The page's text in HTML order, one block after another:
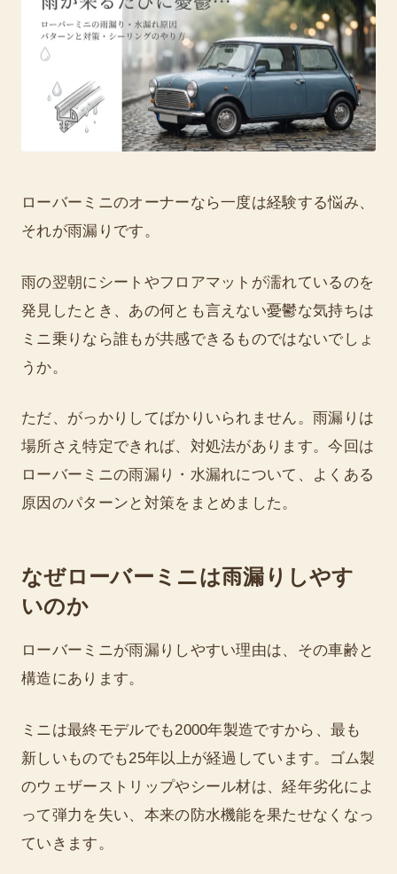
ローバーミニのオーナーなら一度は経験する悩み、
それが雨漏りです。
雨の翌朝にシートやフロアマットが濡れているのを
発見したとき、あの何とも言えない憂鬱な気持ちは
ミニ乗りなら誰もが共感できるものではないでしょ
うか。
ただ、がっかりしてばかりいられません。雨漏りは
場所さえ特定できれば、対処法があります。今回は
ローバーミニの雨漏り・水漏れについて、よくある
原因のパターンと対策をまとめました。
なぜローバーミニは雨漏りしやす
いのか
ローバーミニが雨漏りしやすい理由は、その車齢と
構造にあります。
ミニは最終モデルでも2000年製造ですから、最も
新しいものでも25年以上が経過しています。ゴム製
のウェザーストリップやシール材は、経年劣化によ
って弾力を失い、本来の防水機能を果たせなくなっ
ていきます。